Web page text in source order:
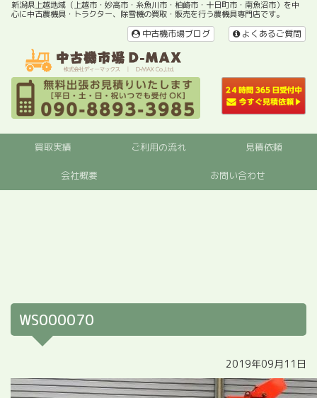
新潟県上越地域（上越市・妙高市・糸魚川市・柏崎市・十日町市・南魚沼市）を中
心に中古農機具・トラクター、除雪機の買取・販売を行う農機具専門店です。
よくあるご質問
中古機市場ブログ
買取実績 ご利用の流れ 見積依頼
会社概要 お問い合わせ
WS000070
2019年09月11日